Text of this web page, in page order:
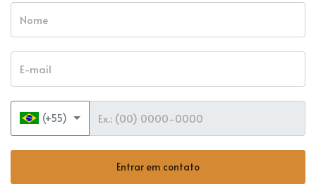
Telefone
(+55)
Entrar em contato